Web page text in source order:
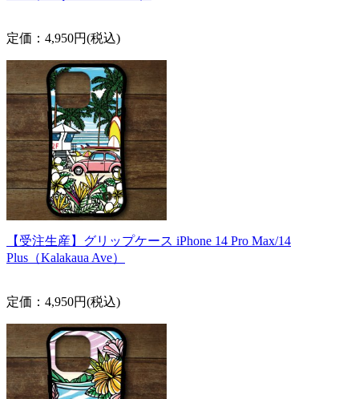
定価：4,950円(税込)
【受注生産】グリップケース iPhone 14 Pro Max/14
Plus（Kalakaua Ave）
定価：4,950円(税込)